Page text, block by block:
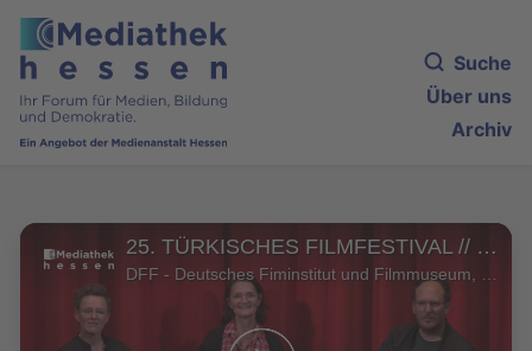
Suche
Über uns
Archiv
25. TÜRKISCHES FILMFESTIVAL // Filmgespräch mit Martina Priessner über DIE MÖLLNER BRIEFE (2025)